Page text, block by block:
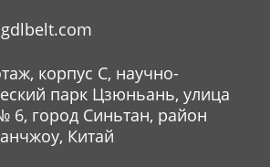
корпус C, научно-
парк Цзюньань, улица
6, город Синьтан, район
Китай